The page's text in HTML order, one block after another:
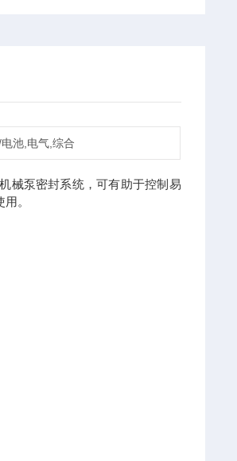
池,电气,综合
械泵密封系统，可有助于控制易
。